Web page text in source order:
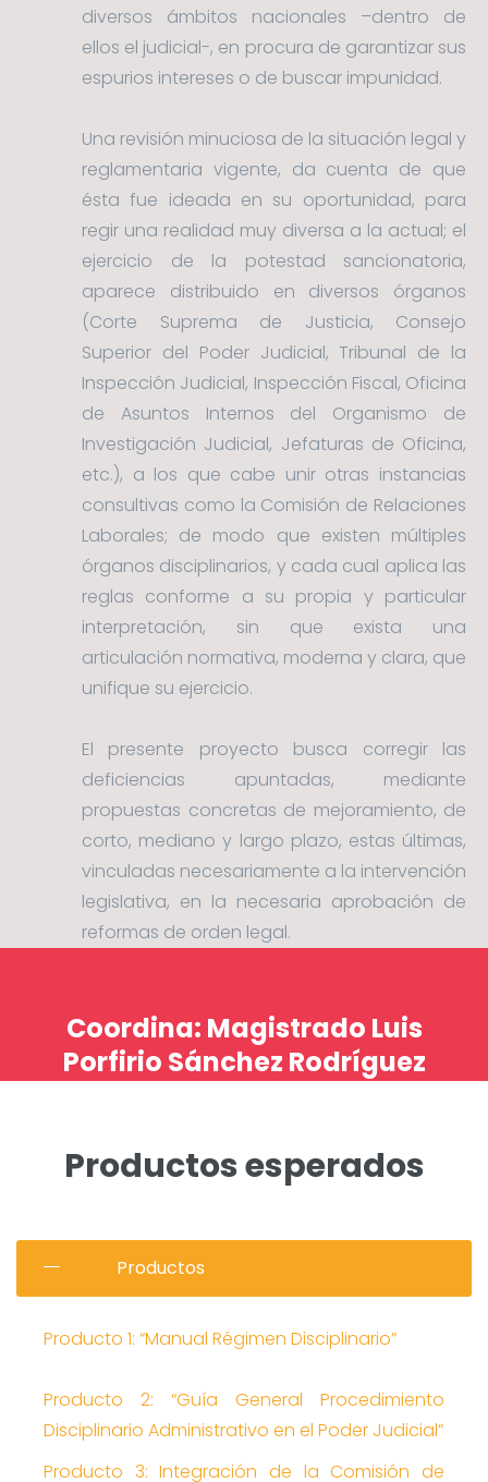
diversos ámbitos nacionales –dentro de
ellos el judicial-, en procura de garantizar sus
espurios intereses o de buscar impunidad.
Una revisión minuciosa de la situación legal y
reglamentaria vigente, da cuenta de que
ésta fue ideada en su oportunidad, para
regir una realidad muy diversa a la actual; el
ejercicio de la potestad sancionatoria,
aparece distribuido en diversos órganos
(Corte Suprema de Justicia, Consejo
Superior del Poder Judicial, Tribunal de la
Inspección Judicial, Inspección Fiscal, Oficina
de Asuntos Internos del Organismo de
Investigación Judicial, Jefaturas de Oficina,
etc.), a los que cabe unir otras instancias
consultivas como la Comisión de Relaciones
Laborales; de modo que existen múltiples
órganos disciplinarios, y cada cual aplica las
reglas conforme a su propia y particular
interpretación, sin que exista una
articulación normativa, moderna y clara, que
unifique su ejercicio.
El presente proyecto busca corregir las
deficiencias apuntadas, mediante
propuestas concretas de mejoramiento, de
corto, mediano y largo plazo, estas últimas,
vinculadas necesariamente a la intervención
legislativa, en la necesaria aprobación de
reformas de orden legal.
Coordina: Magistrado Luis
Porfirio Sánchez Rodríguez
Productos esperados
Productos
Producto 1: “Manual Régimen Disciplinario”
Producto 2: “Guía General Procedimiento
Disciplinario Administrativo en el Poder Judicial”
Producto 3: Integración de la Comisión de